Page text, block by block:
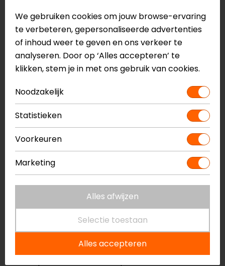
Verstelbare tailleband met klittenband
Verbindingsrits voor broek
Voorbereid voor rug- en borstprotector
Twee externe zakken met ritssluiting
Waterdichte binnenzak
Geborduurde logo’s
Reflecterende details
DFS schoudersliders
Nucleon Flex Plus schouder- en
elleboogprotectoren
CE II EN 17092-4:2020 Klasse A
Meer informatie nodig?
Heb je meer informatie nodig over dit product?
Neem dancontactmet ons op of kom langs in één
in Breda, Capelle aan den IJssel,
Eindhoven, Vianen of Apeldoorn. In de winkels kun je
het product bekijken & passen en staan onze
verkoopmedewerkers voor je klaar met advies.
We gebruiken cookies om jouw browse-ervaring
te verbeteren, gepersonaliseerde advertenties
of inhoud weer te geven en ons verkeer te
analyseren. Door op ‘Alles accepteren’ te
klikken, stem je in met ons gebruik van cookies.
Noodzakelijk
Statistieken
Voorkeuren
Marketing
Alles afwijzen
Selectie toestaan
Alles accepteren